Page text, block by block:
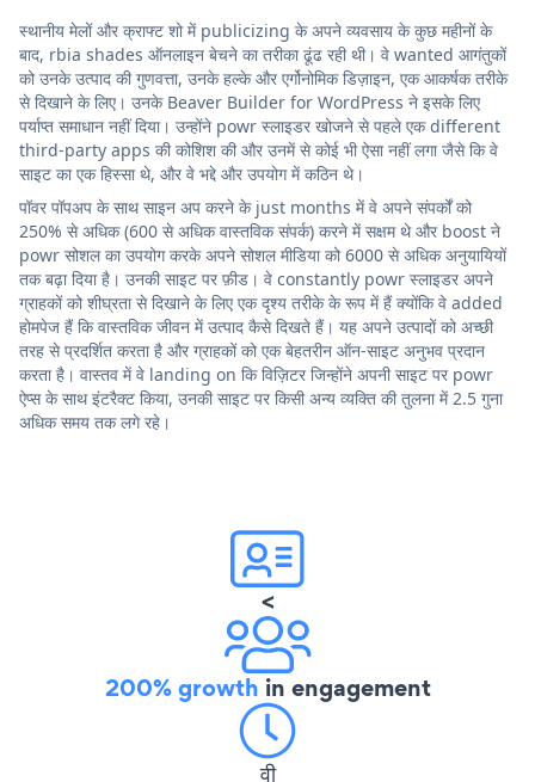
स्थानीय मेलों और क्राफ्ट शो में publicizing के अपने व्यवसाय के कुछ महीनों के
बाद, rbia shades ऑनलाइन बेचने का तरीका ढूंढ रही थी। वे wanted आगंतुकों
को उनके उत्पाद की गुणवत्ता, उनके हल्के और एर्गोनोमिक डिज़ाइन, एक आकर्षक तरीके
से दिखाने के लिए। उनके Beaver Builder for WordPress ने इसके लिए
पर्याप्त समाधान नहीं दिया। उन्होंने powr स्लाइडर खोजने से पहले एक different
third-party apps की कोशिश की और उनमें से कोई भी ऐसा नहीं लगा जैसे कि वे
साइट का एक हिस्सा थे, और वे भद्दे और उपयोग में कठिन थे।
पॉवर पॉपअप के साथ साइन अप करने के just months में वे अपने संपर्कों को
250% से अधिक (600 से अधिक वास्तविक संपर्क) करने में सक्षम थे और boost ने
powr सोशल का उपयोग करके अपने सोशल मीडिया को 6000 से अधिक अनुयायियों
तक बढ़ा दिया है। उनकी साइट पर फ़ीड। वे constantly powr स्लाइडर अपने
ग्राहकों को शीघ्रता से दिखाने के लिए एक दृश्य तरीके के रूप में हैं क्योंकि वे added
होमपेज हैं कि वास्तविक जीवन में उत्पाद कैसे दिखते हैं। यह अपने उत्पादों को अच्छी
तरह से प्रदर्शित करता है और ग्राहकों को एक बेहतरीन ऑन-साइट अनुभव प्रदान
करता है। वास्तव में वे landing on कि विज़िटर जिन्होंने अपनी साइट पर powr
ऐप्स के साथ इंटरैक्ट किया, उनकी साइट पर किसी अन्य व्यक्ति की तुलना में 2.5 गुना
अधिक समय तक लगे रहे।
<
200% growth in engagement
वी